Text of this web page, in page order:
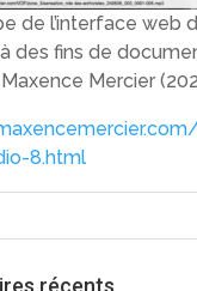
de l’interface web
des fins de
Mercier
8.html
récents